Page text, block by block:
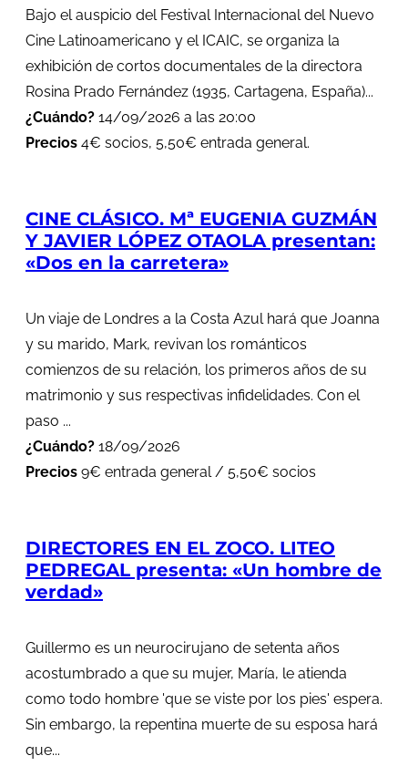
Bajo el auspicio del Festival Internacional del Nuevo
Cine Latinoamericano y el ICAIC, se organiza la
exhibición de cortos documentales de la directora
Rosina Prado Fernández (1935, Cartagena, España)...
¿Cuándo? 14/09/2026 a las 20:00
Precios 4€ socios, 5,50€ entrada general.
CINE CLÁSICO. Mª EUGENIA GUZMÁN
Y JAVIER LÓPEZ OTAOLA presentan:
«Dos en la carretera»
Un viaje de Londres a la Costa Azul hará que Joanna
y su marido, Mark, revivan los románticos
comienzos de su relación, los primeros años de su
matrimonio y sus respectivas infidelidades. Con el
paso ...
¿Cuándo? 18/09/2026
Precios 9€ entrada general / 5,50€ socios
DIRECTORES EN EL ZOCO. LITEO
PEDREGAL presenta: «Un hombre de
verdad»
Guillermo es un neurocirujano de setenta años
acostumbrado a que su mujer, María, le atienda
como todo hombre 'que se viste por los pies' espera.
Sin embargo, la repentina muerte de su esposa hará
que...